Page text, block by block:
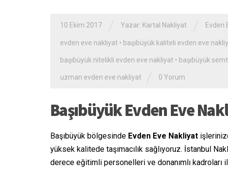
10 Ekim 2017 Yazar: Kartal Nakliyat Evden
evden eve nakliyat • başıbüyük kaliteli evden eve
başıbüyük nitelikli evden eve nakliyat • başıbüyük
uzman evden eve nakliyat 0 Yorum
Başıbüyük Evden Eve
Başıbüyük bölgesinde Evden Eve Nakliyat
yüksek kalitede taşımacılık sağlıyoruz. İstanbul
derece eğitimli personelleri ve donanımlı